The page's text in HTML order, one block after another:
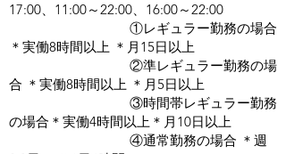
17:00、11:00～22:00、16:00～22:00
①レギュラー勤務の場合
＊実働8時間以上 ＊月15日以上
②準レギュラー勤務の場
合 ＊実働8時間以上 ＊月5日以上
③時間帯レギュラー勤務
の場合＊実働4時間以上＊月10日以上
④通常勤務の場合 ＊週